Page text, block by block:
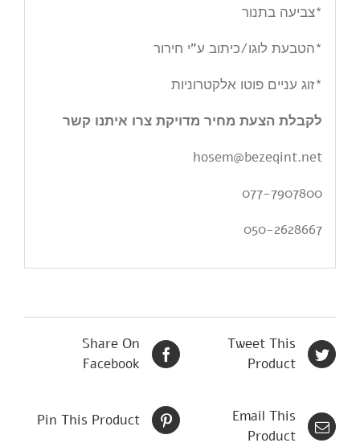
*צביעה בתנור
*הטבעת לוגו/כיתוב ע”י חירור
*זוג עניים פוטו אלקטרוניות
לקבלת הצעת מחיר מדויקת צרו איתנו קשר
hosem@bezeqint.net
077-7907800
050-2628667
Share On
Facebook
Tweet This
Product
Pin This Product
Email This
Product